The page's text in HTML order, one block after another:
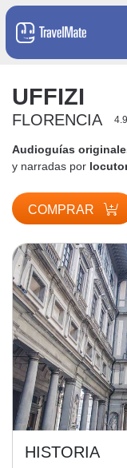
UFFIZI
FLORENCIA 4.9
Audioguías
y narradas por
COMPRAR
HISTORIA